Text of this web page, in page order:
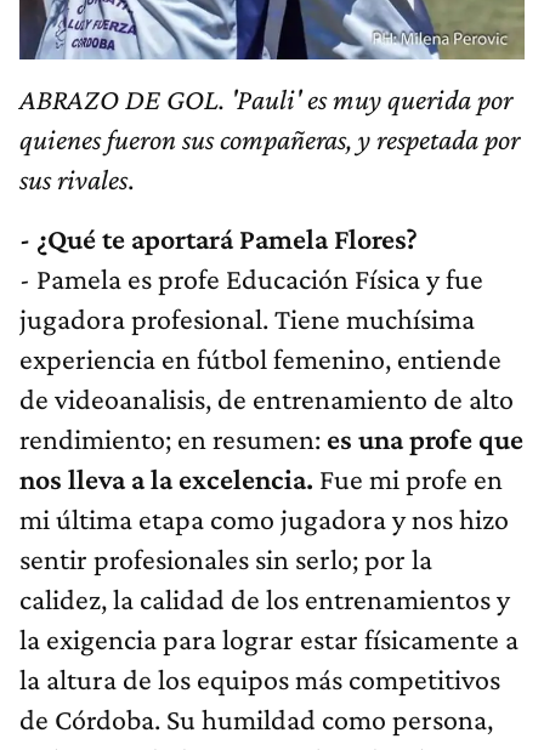
ABRAZO DE GOL. 'Pauli' es muy querida por
quienes fueron sus compañeras, y respetada por
sus rivales.
- ¿Qué te aportará Pamela Flores?
- Pamela es profe Educación Física y fue
jugadora profesional. Tiene muchísima
experiencia en fútbol femenino, entiende
de videoanalisis, de entrenamiento de alto
rendimiento; en resumen: es una profe que
nos lleva a la excelencia. Fue mi profe en
mi última etapa como jugadora y nos hizo
sentir profesionales sin serlo; por la
calidez, la calidad de los entrenamientos y
la exigencia para lograr estar físicamente a
la altura de los equipos más competitivos
de Córdoba. Su humildad como persona,